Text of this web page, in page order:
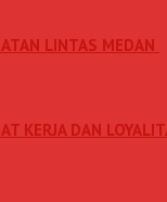
LINTAS MEDAN
KERJA DAN